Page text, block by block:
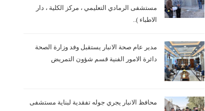
مستشفى الرمادي التعليمي ، مركز الكلية ، دار
الاطباء )..
مدير عام صحة الانبار يستقبل وفد وزارة الصحة
دائرة الامور الفنية قسم شؤون التمريض
محافظ الانبار يجري جوله تفقدية لبناية مستشفى